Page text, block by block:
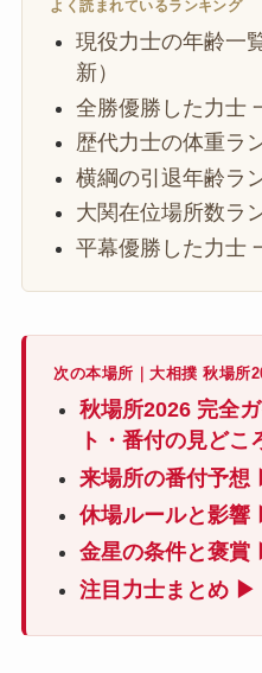
よく読まれているランキング
現役力士の年齢一
新）
全勝優勝した力士
歴代力士の体重ラ
横綱の引退年齢ラ
大関在位場所数ラ
平幕優勝した力士
次の本場所｜大相撲 秋場所
秋場所2026 完全
ト・番付の見ど
来場所の番付予想
休場ルールと影響
金星の条件と褒賞
注目力士まとめ ▶